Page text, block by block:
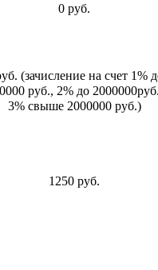
0 руб.
(зачисление на счет 1%
руб., 2% до
3% свыше 2000000 руб.)
1250 руб.